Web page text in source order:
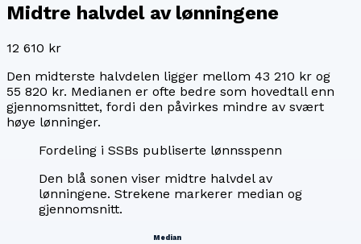
Midtre halvdel av lønningene
12 610 kr
Den midterste halvdelen ligger mellom 43 210 kr og
55 820 kr. Medianen er ofte bedre som hovedtall enn
gjennomsnittet, fordi den påvirkes mindre av svært
høye lønninger.
Fordeling i SSBs publiserte lønnsspenn
Den blå sonen viser midtre halvdel av
lønningene. Strekene markerer median og
gjennomsnitt.
Median